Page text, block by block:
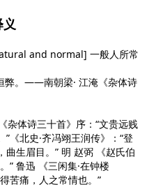
义
and normal] 一般人所常
弊。——南朝梁· 江淹 《杂体诗
《杂体诗三十首》 序：“文贵远贱
” 《北史·齐冯翊王润传》
：“登
曲生眉目。” 明 赵弼
《赵氏伯
” 鲁迅
《三闲集·在钟楼
苦痛，人之常情也。”